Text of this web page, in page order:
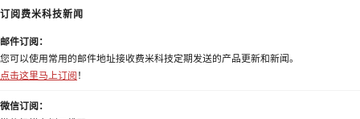
订阅费米科技新闻
邮件订阅：
您可以使用常用的邮件地址接收费米科技定期发送的产品更新和新闻。
点击这里马上订阅 ！
微信订阅：